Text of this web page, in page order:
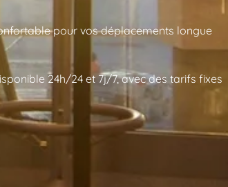
pour vos déplacements longue
24h/24 et 7j/7, avec des tarifs fixes